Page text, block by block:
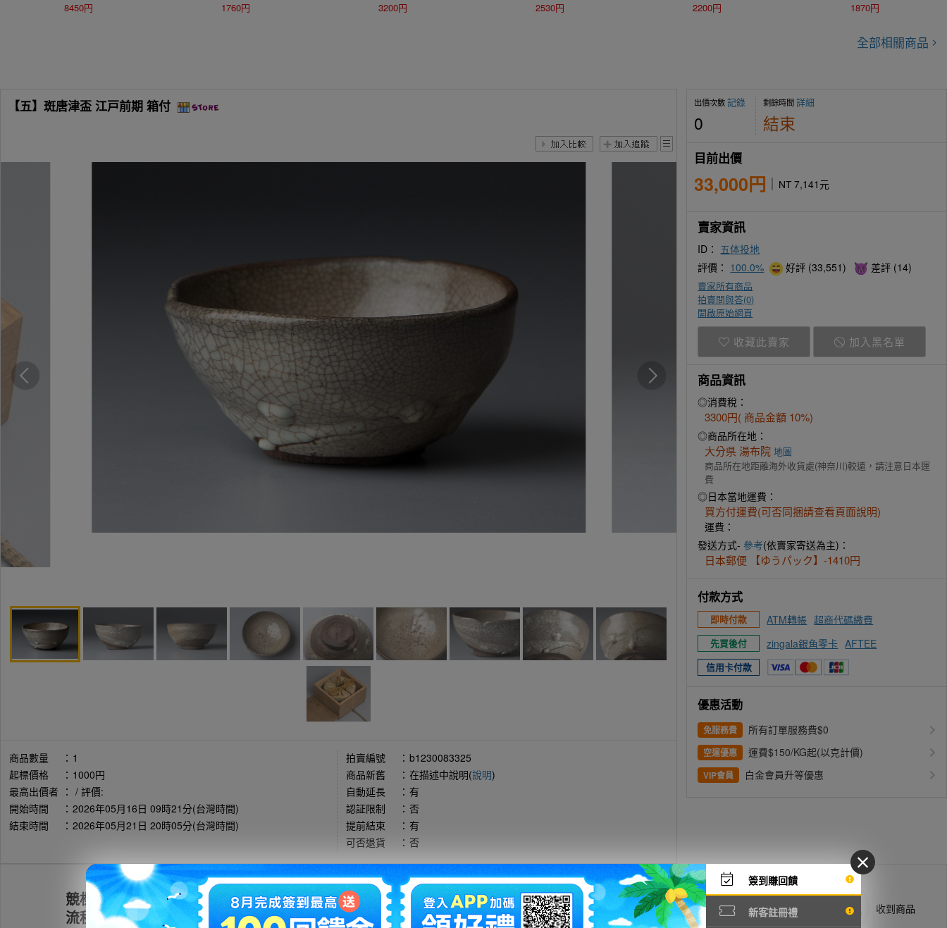
簽到賺回饋
新客註冊禮
8450円 1760円 3200円 2530円 2200円 1870円
全部相關商品
【五】斑唐津盃 江戸前期 箱付
商品數量 ： 1
起標價格
： 1000円
最高出價者 ： / 評價:
開始時間
： 2026年05月16日 09時21分(台灣時間)
結束時間
： 2026年05月21日 20時05分(台灣時間)
拍賣編號 ： b1230083325
商品新舊
： 在描述中說明(說明)
自動延長
： 有
認証限制
： 否
提前結束
： 有
可否退貨
： 否
出價次數記錄
0
剩餘時間詳細
結束
目前出價
33,000円 NT 7,141元
賣家資訊
ID： 五体投地
評價： 100.0% 好評 (33,551) 差評 (14)
賣家所有商品
拍賣問與答(0)
開啟原始網頁
收藏此賣家 加入黑名單
商品資訊
◎消費稅：
3300円( 商品金額 10%)
◎商品所在地：
大分県 湯布院 地圖
商品所在地距離海外收貨處(神奈川)較遠，請注意日本運
費
◎日本當地運費：
買方付運費(可否同捆請查看頁面說明)
運費：
發送方式- 參考(依賣家寄送為主)：
日本郵便 【ゆうパック】-1410円
付款方式
即時付款 ATM轉帳 超商代碼繳費
先買後付 zingala銀角零卡 AFTEE
信用卡付款
優惠活動
免服務費 所有訂單服務費$0
空運優惠 運費$150/KG起(以克計價)
VIP會員 白金會員升等優惠
競標
流程
註冊會員 出價競標 得標填寫委託單 商品抵台通知出貨 收到商品